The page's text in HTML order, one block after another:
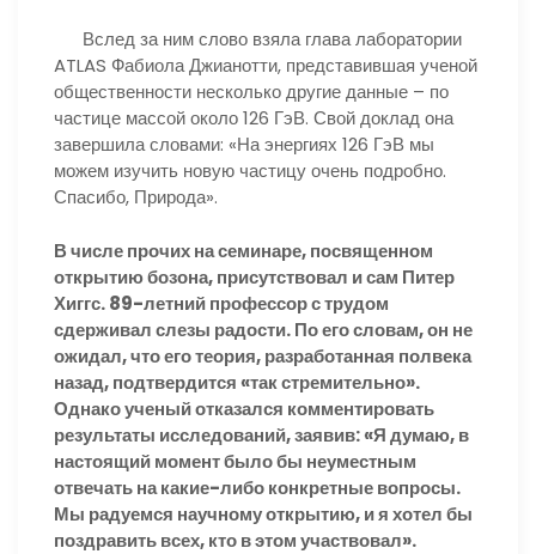
Вслед за ним слово взяла глава лаборатории
ATLAS Фабиола Джианотти, представившая ученой
общественности несколько другие данные – по
частице массой около 126 ГэВ. Свой доклад она
завершила словами: «На энергиях 126 ГэВ мы
можем изучить новую частицу очень подробно.
Спасибо, Природа».
В числе прочих на семинаре, посвященном
открытию бозона, присутствовал и сам Питер
Хиггс. 89-летний профессор с трудом
сдерживал слезы радости. По его словам, он не
ожидал, что его теория, разработанная полвека
назад, подтвердится «так стремительно».
Однако ученый отказался комментировать
результаты исследований, заявив: «Я думаю, в
настоящий момент было бы неуместным
отвечать на какие-либо конкретные вопросы.
Мы радуемся научному открытию, и я хотел бы
поздравить всех, кто в этом участвовал».